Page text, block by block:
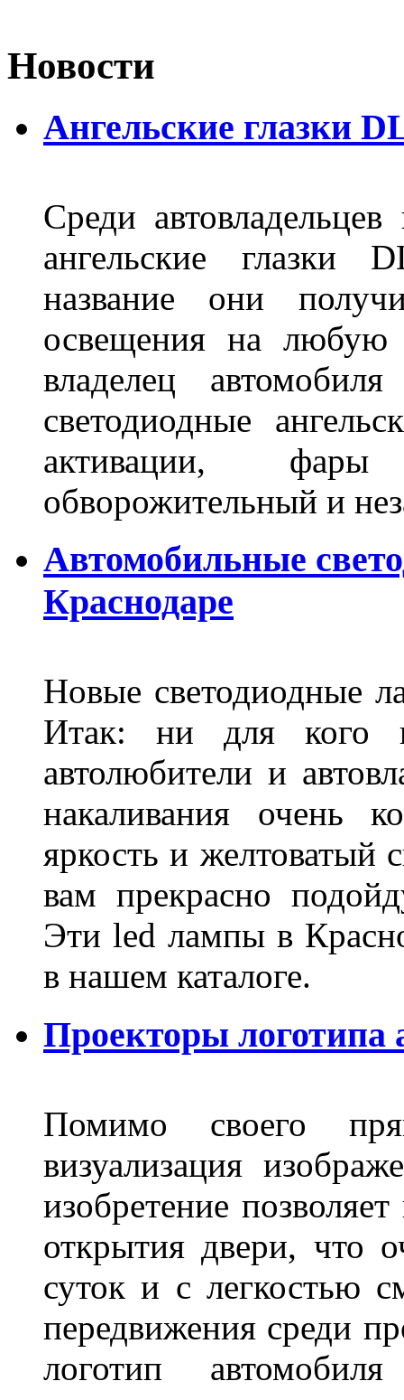
Новости
Ангельские глазки
Среди
ангельские глазки
название они
освещения на любую
владелец
светодиодные
активации, фары
обворожительный и
Автомобильные
Краснодаре
Новые светодиодные
Итак: ни для кого
автолюбители и
накаливания очень
яркость и желтоватый
вам прекрасно
Эти led лампы в
в нашем каталоге.
Проекторы логотипа
Помимо своего
визуализация
изобретение
открытия двери, что
суток и с легкостью
передвижения среди
логотип